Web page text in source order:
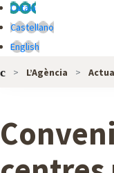
L
O
B
A
Català
Castellano
English
L’Agència